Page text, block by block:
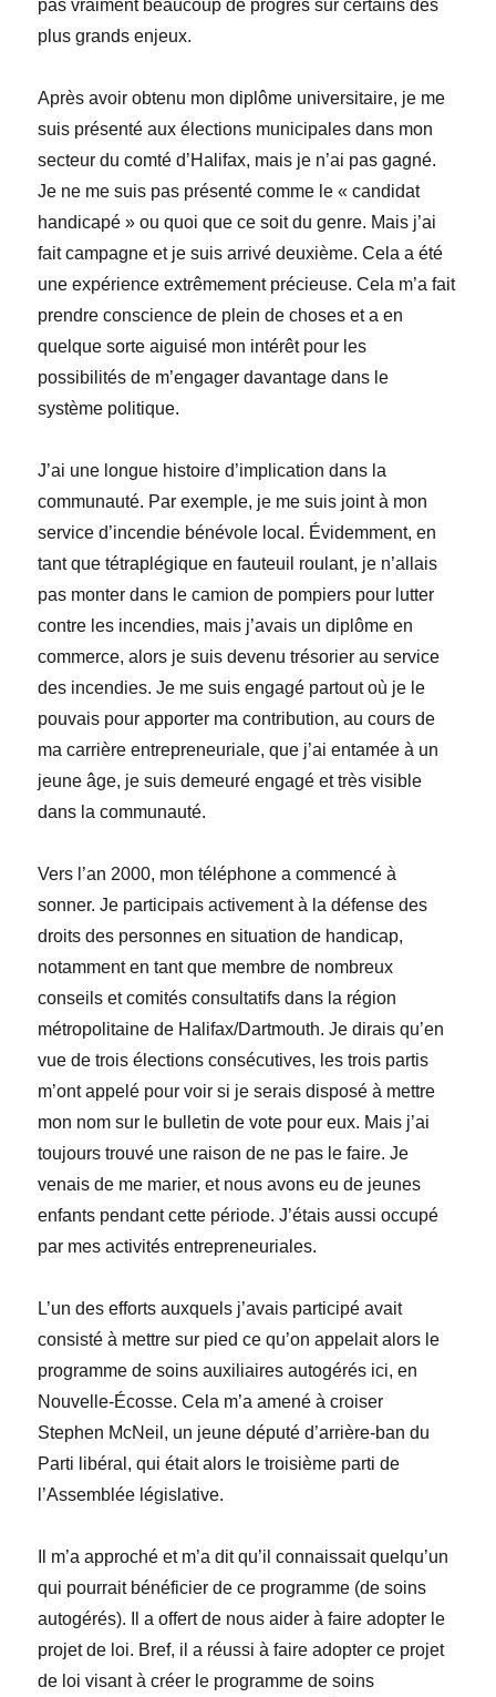
pas vraiment beaucoup de progrès sur certains des
plus grands enjeux.
Après avoir obtenu mon diplôme universitaire, je me
suis présenté aux élections municipales dans mon
secteur du comté d’Halifax, mais je n’ai pas gagné.
Je ne me suis pas présenté comme le « candidat
handicapé » ou quoi que ce soit du genre. Mais j’ai
fait campagne et je suis arrivé deuxième. Cela a été
une expérience extrêmement précieuse. Cela m’a fait
prendre conscience de plein de choses et a en
quelque sorte aiguisé mon intérêt pour les
possibilités de m’engager davantage dans le
système politique.
J’ai une longue histoire d’implication dans la
communauté. Par exemple, je me suis joint à mon
service d’incendie bénévole local. Évidemment, en
tant que tétraplégique en fauteuil roulant, je n’allais
pas monter dans le camion de pompiers pour lutter
contre les incendies, mais j’avais un diplôme en
commerce, alors je suis devenu trésorier au service
des incendies. Je me suis engagé partout où je le
pouvais pour apporter ma contribution, au cours de
ma carrière entrepreneuriale, que j’ai entamée à un
jeune âge, je suis demeuré engagé et très visible
dans la communauté.
Vers l’an 2000, mon téléphone a commencé à
sonner. Je participais activement à la défense des
droits des personnes en situation de handicap,
notamment en tant que membre de nombreux
conseils et comités consultatifs dans la région
métropolitaine de Halifax/Dartmouth. Je dirais qu’en
vue de trois élections consécutives, les trois partis
m’ont appelé pour voir si je serais disposé à mettre
mon nom sur le bulletin de vote pour eux. Mais j’ai
toujours trouvé une raison de ne pas le faire. Je
venais de me marier, et nous avons eu de jeunes
enfants pendant cette période. J’étais aussi occupé
par mes activités entrepreneuriales.
L’un des efforts auxquels j’avais participé avait
consisté à mettre sur pied ce qu’on appelait alors le
programme de soins auxiliaires autogérés ici, en
Nouvelle-Écosse. Cela m’a amené à croiser
Stephen McNeil, un jeune député d’arrière-ban du
Parti libéral, qui était alors le troisième parti de
l’Assemblée législative.
Il m’a approché et m’a dit qu’il connaissait quelqu’un
qui pourrait bénéficier de ce programme (de soins
autogérés). Il a offert de nous aider à faire adopter le
projet de loi. Bref, il a réussi à faire adopter ce projet
de loi visant à créer le programme de soins